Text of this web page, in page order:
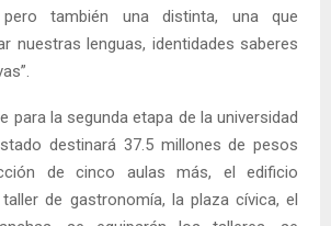
también una distinta, una que
nuestras lenguas, identidades saberes
para la segunda etapa de la universidad
destinará 37.5 millones de pesos
de cinco aulas más, el edificio
de gastronomía, la plaza cívica, el